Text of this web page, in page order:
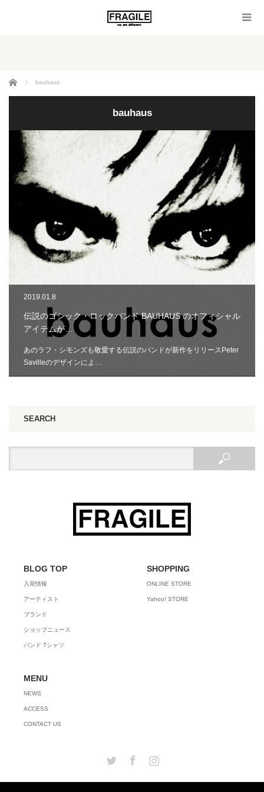
ホーム bauhaus
bauhaus
2019.01.8
伝説のゴシック・ロックバンド BAUHAUS のオフィシャル
アイテムが…
あのラフ・シモンズも敬愛する伝説のバンドが新作をリリースPeter
Savilleのデザインによ…
SEARCH
BLOG TOP
入荷情報
アーティスト
ブランド
ショップニュース
バンド Tシャツ
SHOPPING
ONLINE STORE
Yahoo! STORE
MENU
NEWS
ACCESS
CONTACT US
Twitter Facebook